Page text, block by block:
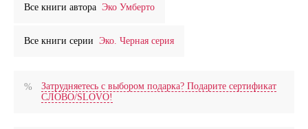
Все книги автора Эко Умберто
Все книги серии Эко. Черная серия
Затрудняетесь с выбором подарка? Подарите сертификат
СЛОВО/SLOVO!